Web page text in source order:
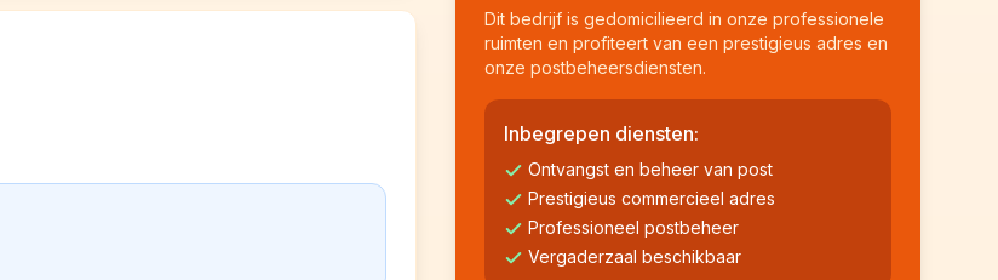
Dit bedrijf is gedomicilieerd in onze professionele
ruimten en profiteert van een prestigieus adres en
onze postbeheersdiensten.
Inbegrepen diensten:
Ontvangst en beheer van post
Prestigieus commercieel adres
Professioneel postbeheer
Vergaderzaal beschikbaar